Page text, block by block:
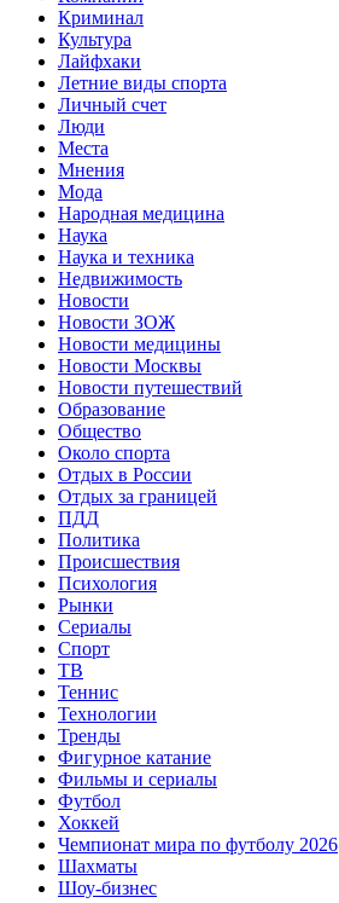
Криминал
Культура
Лайфхаки
Летние виды спорта
Личный счет
Люди
Места
Мнения
Мода
Народная медицина
Наука
Наука и техника
Недвижимость
Новости
Новости ЗОЖ
Новости медицины
Новости Москвы
Новости путешествий
Образование
Общество
Около спорта
Отдых в России
Отдых за границей
ПДД
Политика
Происшествия
Психология
Рынки
Сериалы
Спорт
ТВ
Теннис
Технологии
Тренды
Фигурное катание
Фильмы и сериалы
Футбол
Хоккей
Чемпионат мира по футболу 2026
Шахматы
Шоу-бизнес